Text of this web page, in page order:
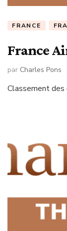
FRANCE
France
par Charles Pons
Classement